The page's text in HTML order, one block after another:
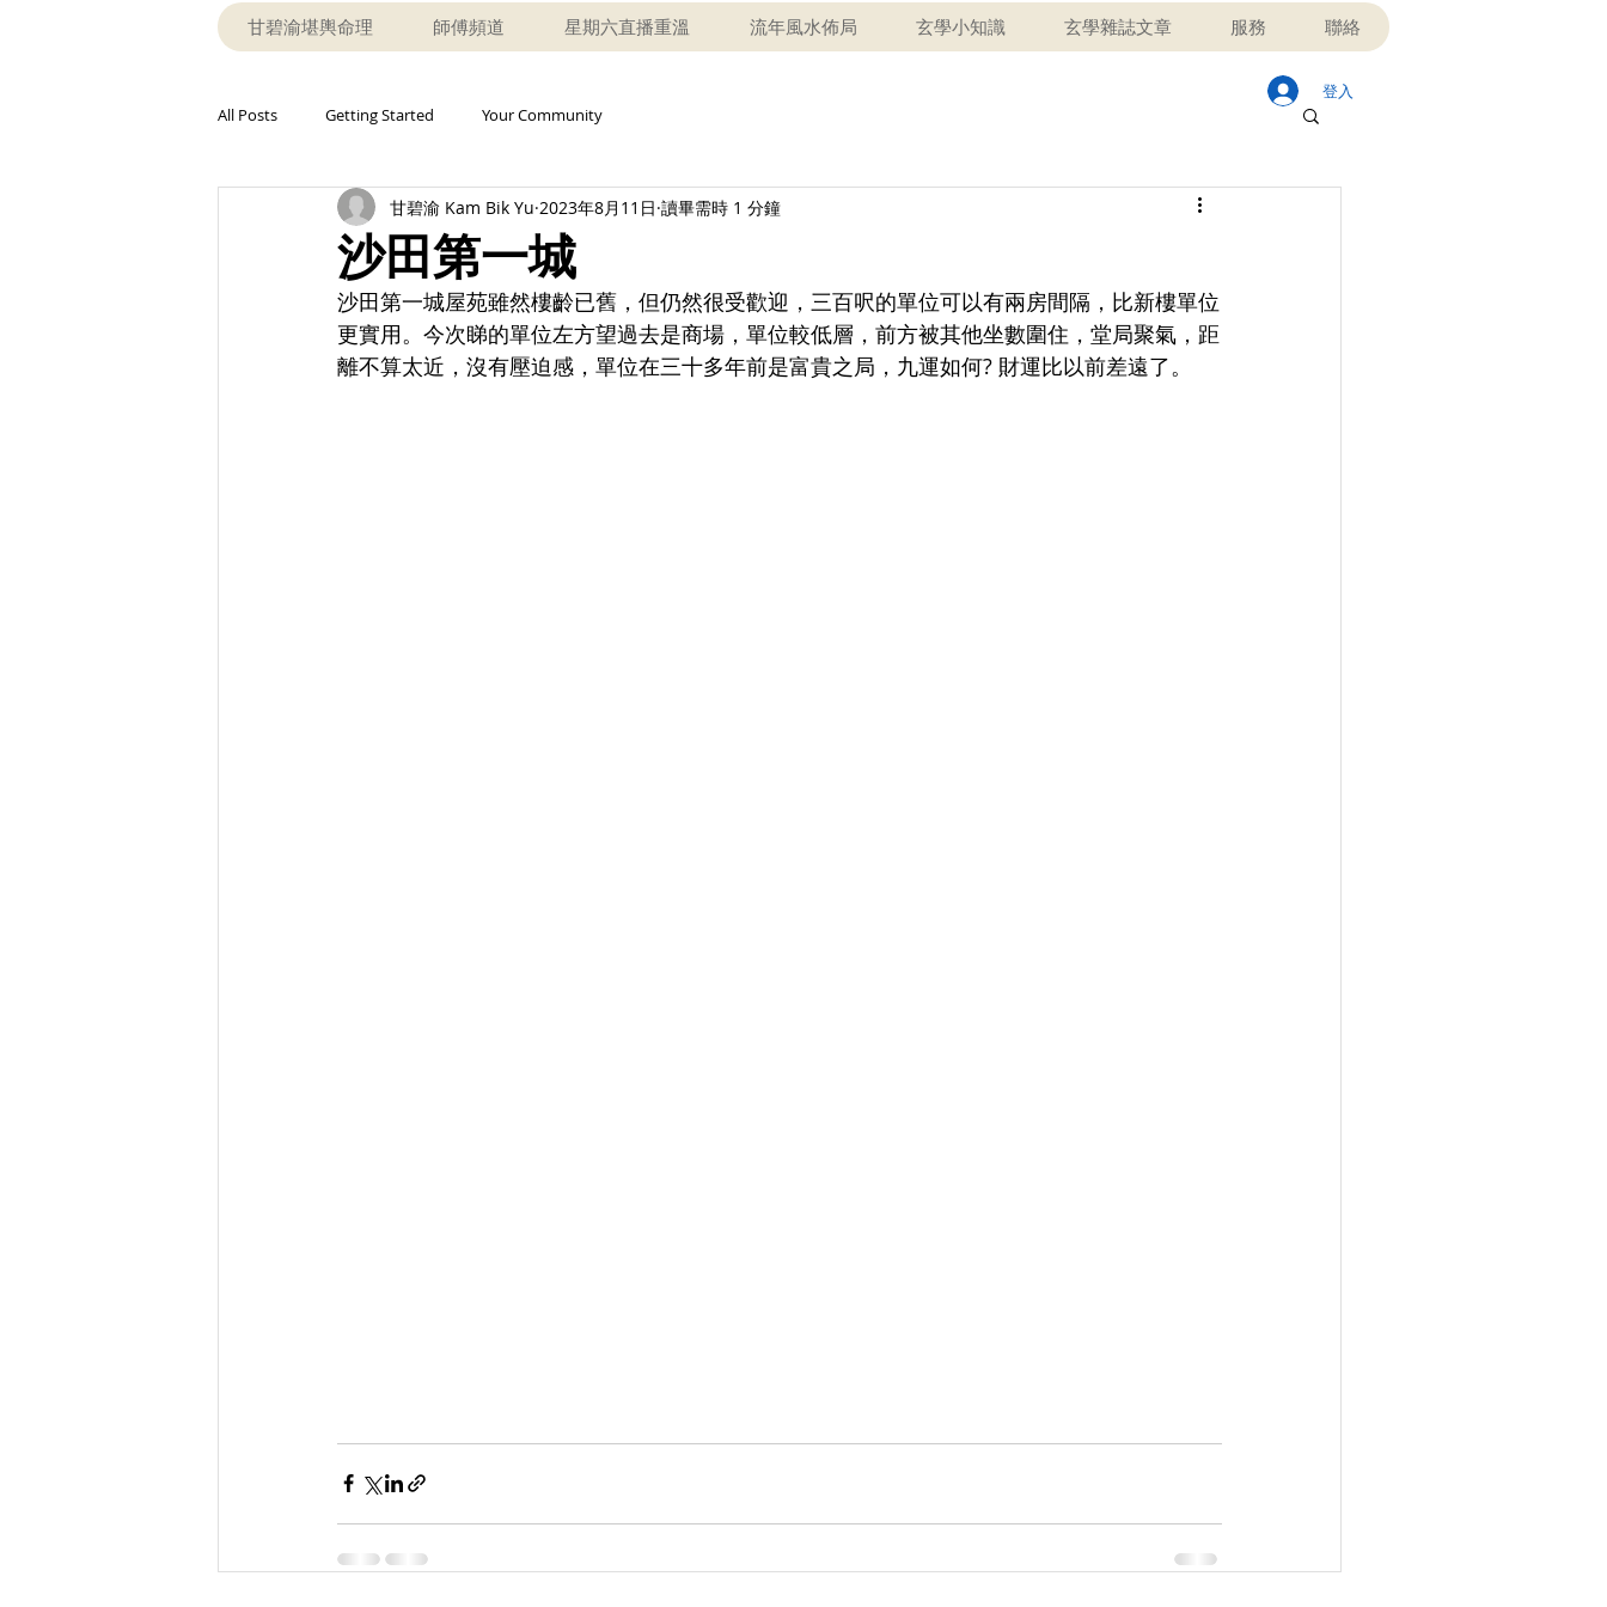
甘碧渝堪輿命理 師傅頻道 星期六直播重溫 流年風水佈局 玄學小知識 玄學雜誌文章 服務 聯絡
登入
All Posts
Getting Started Your Community
沙田第一城
甘碧渝 Kam Bik Yu 2023年8月11日 讀畢需時 1 分鐘
沙田第一城屋苑雖然樓齡已舊，但仍然很受歡迎，三百呎的單位可以有兩房間隔，比新樓單位
更實用。今次睇的單位左方望過去是商場，單位較低層，前方被其他坐數圍住，堂局聚氣，距
離不算太近，沒有壓迫感，單位在三十多年前是富貴之局，九運如何? 財運比以前差遠了。